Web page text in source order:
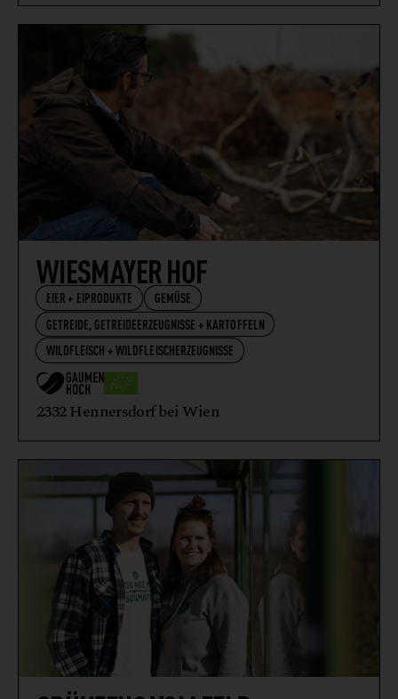
WIESMAYER HOF
EIER + EIPRODUKTE
GEMÜSE
GETREIDE, GETREIDEERZEUGNISSE + KARTOFFELN
WILDFLEISCH + WILDFLEISCHERZEUGNISSE
2332 Hennersdorf bei Wien